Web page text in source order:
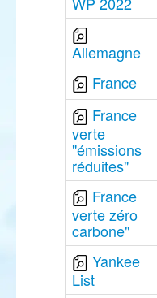
Allemagne
France
France
verte
"émissions
réduites"
France
verte zéro
carbone"
Yankee
List